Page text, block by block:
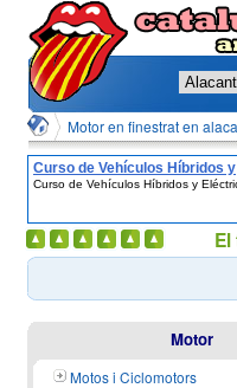
Motor en finestrat en
Curso de Vehículos Híbridos y
Eléctricos
Curso de Vehículos Híbridos y
Motor
Motos i Ciclomotors